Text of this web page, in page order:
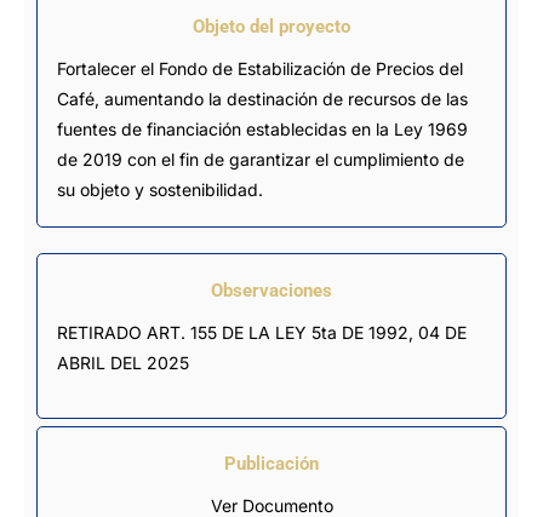
Objeto del proyecto
Fortalecer el Fondo de Estabilización de Precios del
Café, aumentando la destinación de recursos de las
fuentes de financiación establecidas en la Ley 1969
de 2019 con el fin de garantizar el cumplimiento de
su objeto y sostenibilidad.
Observaciones
RETIRADO ART. 155 DE LA LEY 5ta DE 1992, 04 DE
ABRIL DEL 2025
Publicación
Ver Documento